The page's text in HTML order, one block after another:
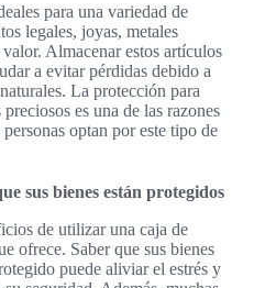
para una variedad de
legales, joyas, metales
Almacenar estos artículos
a evitar pérdidas debido a
La protección para
es una de las razones
optan por este tipo de
sus bienes están protegidos
de utilizar una caja de
ofrece. Saber que sus bienes
puede aliviar el estrés y